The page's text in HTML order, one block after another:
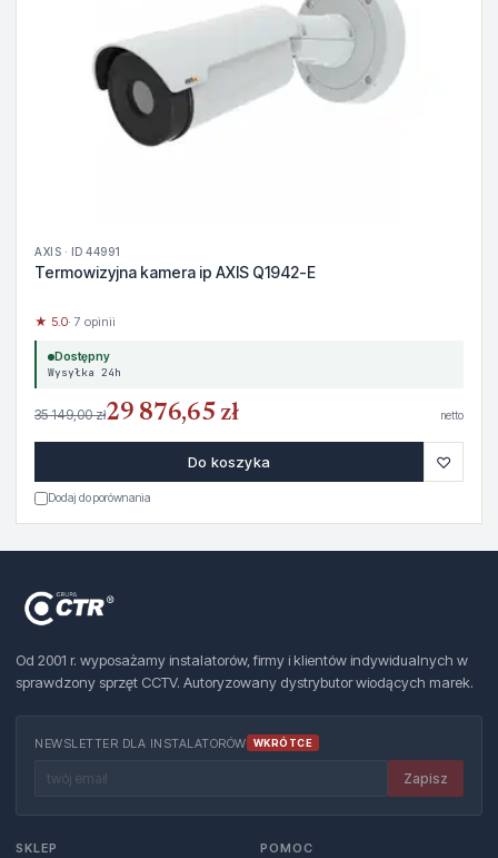
AXIS · ID 44991
Termowizyjna kamera ip AXIS Q1942-E
★ 5.0· 7 opinii
Dostępny
Wysyłka 24h
35 149,00 zł29 876,65 zł netto
Do koszyka ♡
Dodaj do porównania
Od 2001 r. wyposażamy instalatorów, firmy i klientów indywidualnych w
sprawdzony sprzęt CCTV. Autoryzowany dystrybutor wiodących marek.
NEWSLETTER DLA INSTALATORÓW WKRÓTCE
Zapisz
SKLEP POMOC